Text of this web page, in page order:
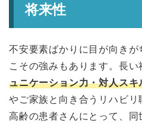
将来性
不安要素ばかりに目が向き
こその強みもあります。長
ュニケーション力・対人スキ
やご家族と向き合うリハビリ
高齢の患者さんにとって、